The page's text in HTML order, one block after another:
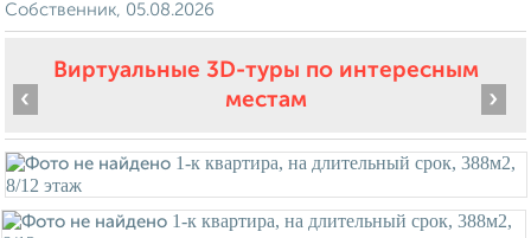
Собственник, 05.08.2026
Виртуальные 3D-туры по интересным
местам
‹ ›